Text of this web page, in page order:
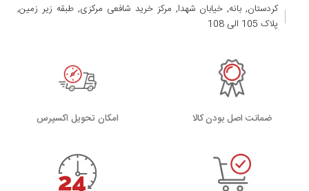
کردستان, بانه, خیابان شهدا, مرکز خرید شافعی مرکزی, طبقه زیر زمین,
پلاک 105 الی 108
ضمانت اصل بودن کالا اﻣﮑﺎن ﺗﺤﻮﯾﻞ اﮐﺴﭙﺮس